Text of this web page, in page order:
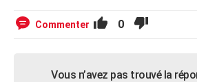
Commenter 0
Vous n’avez pas trouvé la